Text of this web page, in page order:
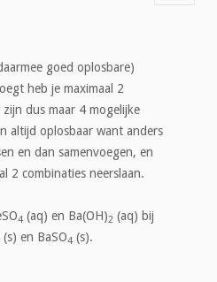
goed oplosbare)
heb je maximaal 2
dus maar 4 mogelijke
altijd oplosbaar want anders
en dan samenvoegen, en
2 combinaties neerslaan.
4 (aq) en Ba(OH)2 (aq) bij
(s) en BaSO4 (s).